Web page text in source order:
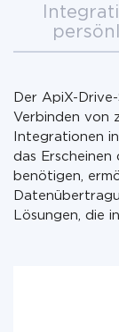
Der ApiX-
Verbinden von
Integrationen
das Erscheinen
benötigen,
Lösungen, die